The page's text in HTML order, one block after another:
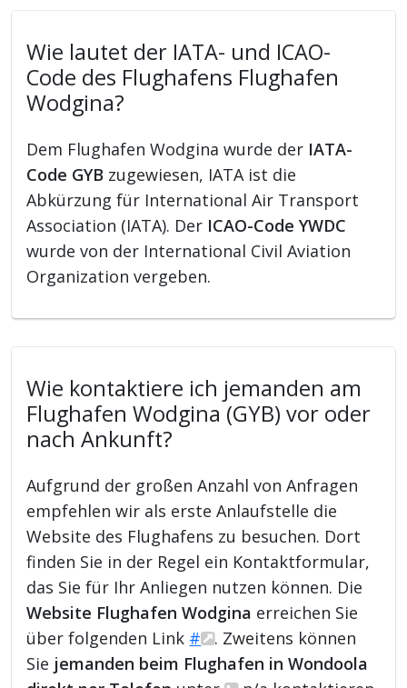
Wie lautet der IATA- und ICAO-
Code des Flughafens Flughafen
Wodgina?
Dem Flughafen Wodgina wurde der IATA-
Code GYB zugewiesen, IATA ist die
Abkürzung für International Air Transport
Association (IATA). Der ICAO-Code YWDC
wurde von der International Civil Aviation
Organization vergeben.
Wie kontaktiere ich jemanden am
Flughafen Wodgina (GYB) vor oder
nach Ankunft?
Aufgrund der großen Anzahl von Anfragen
empfehlen wir als erste Anlaufstelle die
Website des Flughafens zu besuchen. Dort
finden Sie in der Regel ein Kontaktformular,
das Sie für Ihr Anliegen nutzen können. Die
Website Flughafen Wodgina erreichen Sie
über folgenden Link #
. Zweitens können
Sie jemanden beim Flughafen in Wondoola